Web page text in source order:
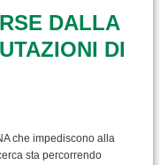
DALLA
DI
che impediscono alla
sta percorrendo